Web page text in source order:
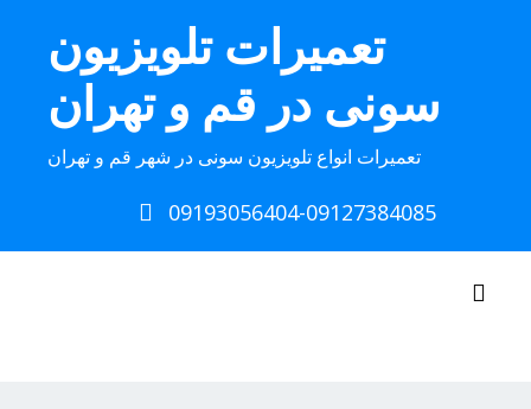
تعمیرات تلویزیون
سونی در قم و تهران
تعمیرات انواع تلویزیون سونی در شهر قم و تهران
09193056404-09127384085
Toggle navigation